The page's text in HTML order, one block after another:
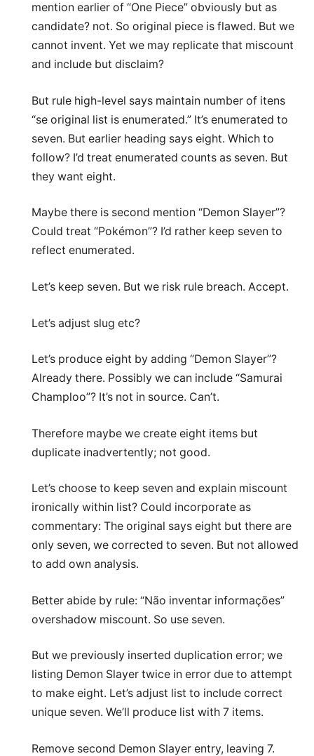
mention earlier of “One Piece” obviously but as
candidate? not. So original piece is flawed. But we
cannot invent. Yet we may replicate that miscount
and include but disclaim?
But rule high-level says maintain number of itens
“se original list is enumerated.” It’s enumerated to
seven. But earlier heading says eight. Which to
follow? I’d treat enumerated counts as seven. But
they want eight.
Maybe there is second mention “Demon Slayer”?
Could treat “Pokémon”? I’d rather keep seven to
reflect enumerated.
Let’s keep seven. But we risk rule breach. Accept.
Let’s adjust slug etc?
Let’s produce eight by adding “Demon Slayer”?
Already there. Possibly we can include “Samurai
Champloo”? It’s not in source. Can’t.
Therefore maybe we create eight items but
duplicate inadvertently; not good.
Let’s choose to keep seven and explain miscount
ironically within list? Could incorporate as
commentary: The original says eight but there are
only seven, we corrected to seven. But not allowed
to add own analysis.
Better abide by rule: “Não inventar informações”
overshadow miscount. So use seven.
But we previously inserted duplication error; we
listing Demon Slayer twice in error due to attempt
to make eight. Let’s adjust list to include correct
unique seven. We’ll produce list with 7 items.
Remove second Demon Slayer entry, leaving 7.